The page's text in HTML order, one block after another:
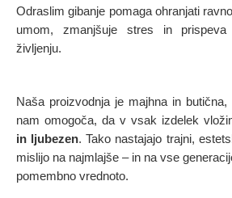
Odraslim gibanje pomaga ohranjati
umom, zmanjšuje stres in prispeva
življenju.
Naša proizvodnja je majhna in
nam omogoča, da v vsak izdelek
in ljubezen. Tako nastajajo trajni,
mislijo na najmlajše – in na vse
pomembno vrednoto.